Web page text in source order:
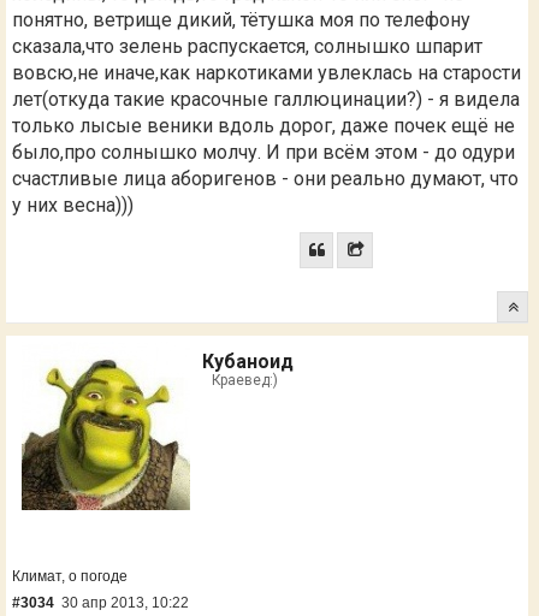
понятно, ветрище дикий, тётушка моя по телефону
сказала,что зелень распускается, солнышко шпарит
вовсю,не иначе,как наркотиками увлеклась на старости
лет(откуда такие красочные галлюцинации?) - я видела
только лысые веники вдоль дорог, даже почек ещё не
было,про солнышко молчу. И при всём этом - до одури
счастливые лица аборигенов - они реально думают, что
у них весна)))
Кубаноид
Краевед:)
Климат, о погоде
#3034 30 апр 2013, 10:22